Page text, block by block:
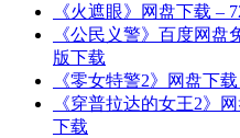
《火遮眼》网盘下载 –
《公民义警》百度网盘
版下载
《零女特警2》网盘下
《穿普拉达的女王2》
下载